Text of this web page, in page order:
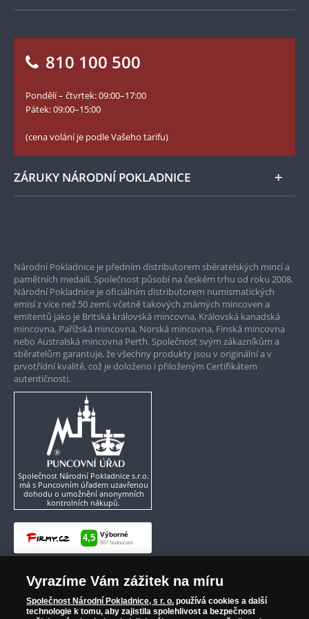
za symbol loajality, společenství a jednoty.
sílu, hloupost, ale i inteligenci.
Medailéři
Numismatické novinky
Blog Pokladnice mincí
Facebook Národní Pokladnice
Twitter Národní Pokladnice
LinkedIn Národní Pokladnice
Instagram Národní Pokladnice
810 100 500
Pondělí – čtvrtek: 09:00–17:00
Pátek: 09:00–15:00
(cena volání je podle Vašeho tarifu)
ZÁRUKY NÁRODNÍ POKLADNICE
Garance nejvyšší kvality
Pouze originální produkty
Národní Pokladnice je předním distributorem sběratelských mincí a
pamětních medailí. Společnost působí na českém trhu od roku 2008.
Národní Pokladnice je oficiálním distributorem numismatických
emisí z více než 50 zemí, včetně takových známých mincoven a
emitentů jako je Britská královská mincovna, Královská kanadská
mincovna, Pařížská mincovna, Norská mincovna, Finská mincovna
nebo Australská mincovna Perth. Společnost svým zákazníkům a
sběratelům garantuje, že všechny produkty jsou v originální a v
prvotřídní kvalitě, což je doloženo i přiloženým Certifikátem
autentičnosti.
Společnost Národní Pokladnice s.r.o.
má s Puncovním úřadem uzavřenou
dohodu o umožnění anonymních
kontrolních nákupů.
Vyrazíme Vám zážitek na míru
Společnost Národní Pokladnice, s r. o. používá cookies a další
technologie k tomu, aby zajistila spolehlivost a bezpečnost